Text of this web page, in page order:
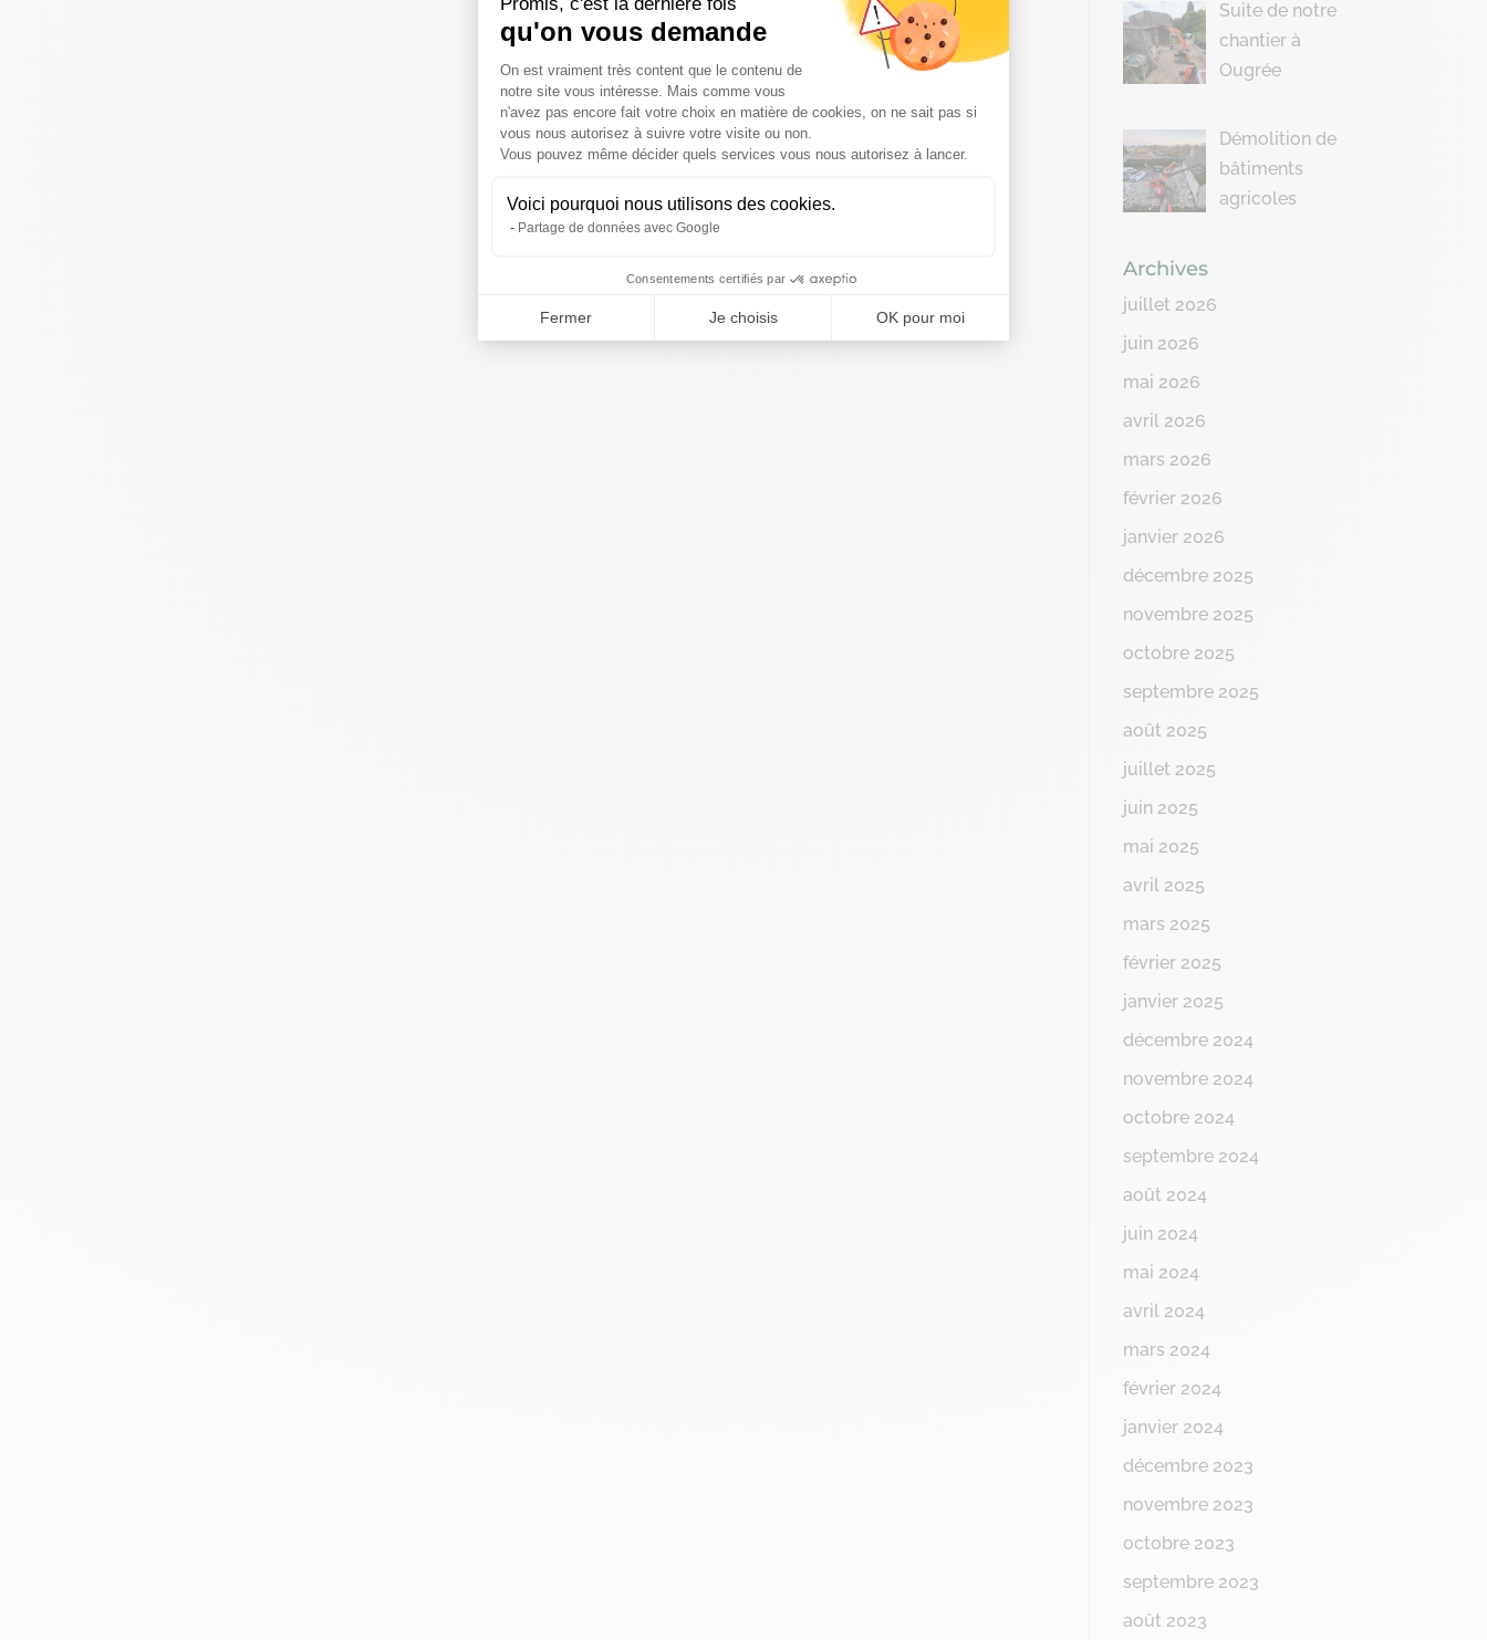
qu'on vous demande
Plateforme de Gestion du Consentement : Personnalisez vos Options
On est vraiment très content que le contenu de
notre site vous intéresse. Mais comme vous
n'avez pas encore fait votre choix en matière de cookies, on ne sait pas si
vous nous autorisez à suivre votre visite ou non.
Vous pouvez même décider quels services vous nous autorisez à lancer.
Voici pourquoi nous utilisons des cookies.
Partage de données avec Google
Consentements certifiés par
Fermer Je choisis OK pour moi
Axeptio consent
Suite de notre
chantier à
Ougrée
Démolition de
bâtiments
agricoles
Archives
juillet 2026
juin 2026
mai 2026
avril 2026
mars 2026
février 2026
janvier 2026
décembre 2025
novembre 2025
octobre 2025
septembre 2025
août 2025
juillet 2025
juin 2025
mai 2025
avril 2025
mars 2025
février 2025
janvier 2025
décembre 2024
novembre 2024
octobre 2024
septembre 2024
août 2024
juin 2024
mai 2024
avril 2024
mars 2024
février 2024
janvier 2024
décembre 2023
novembre 2023
octobre 2023
septembre 2023
août 2023